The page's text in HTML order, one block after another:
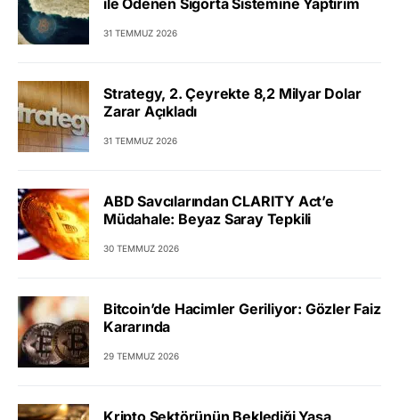
ile Ödenen Sigorta Sistemine Yaptırım
31 TEMMUZ 2026
Strategy, 2. Çeyrekte 8,2 Milyar Dolar
Zarar Açıkladı
31 TEMMUZ 2026
ABD Savcılarından CLARITY Act’e
Müdahale: Beyaz Saray Tepkili
30 TEMMUZ 2026
Bitcoin’de Hacimler Geriliyor: Gözler Faiz
Kararında
29 TEMMUZ 2026